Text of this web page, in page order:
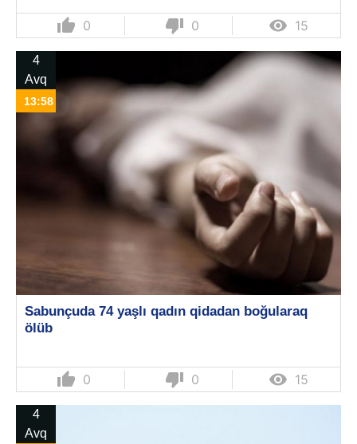
thumb_up 0 thumb_down 0  15
4
Avq
13:58
Sabunçuda 74 yaşlı qadın qidadan boğularaq
ölüb
thumb_up 0 thumb_down 0  15
4
Avq